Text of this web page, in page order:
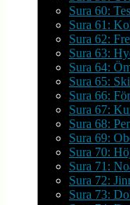
Sura 60:
Sura 61:
Sura 62:
Sura 63:
Sura 64:
Sura 65:
Sura 66:
Sura 67:
Sura 68:
Sura 69:
Sura 70:
Sura 71:
Sura 72:
Sura 73: